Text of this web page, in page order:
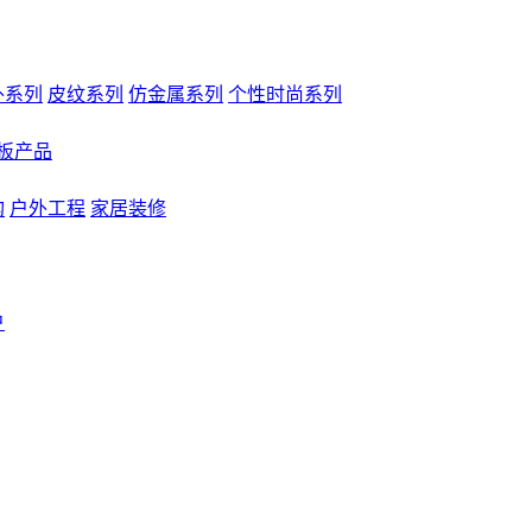
列 皮纹系列 仿金属系列 个性时尚系列
产品
户外工程 家居装修